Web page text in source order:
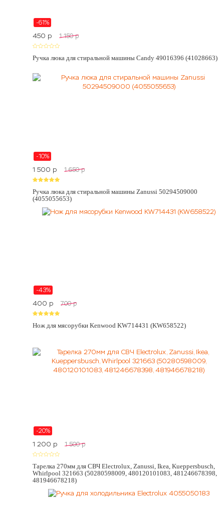
-61%
450 p 1 150 p
Ручка люка для стиральной машины Candy 49016396 (41028663)
-10%
1 500 p 1 650 p
Ручка люка для стиральной машины Zanussi 50294509000
(4055055653)
-43%
400 p 700 p
Нож для мясорубки Kenwood KW714431 (KW658522)
-20%
1 200 p 1 500 p
Тарелка 270мм для СВЧ Electrolux, Zanussi, Ikea, Kueppersbusch,
Whirlpool 321663 (50280598009, 480120101083, 481246678398,
481946678218)